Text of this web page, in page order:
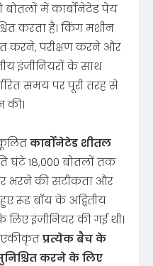
बोतलों में कार्बोनेटेड पेय
करता है। किंग मशीन
करने, परीक्षण करने और
इंजीनियरों के साथ
समय पर पूरी तरह से
की।
कार्बोनेटेड शीतल
घंटे 18,000 बोतलों तक
भरने की सटीकता और
रूड बॉय के अद्वितीय
लिए इंजीनियर की गई थी।
एकीकृतप्रत्येक बैच के
करने के लिए